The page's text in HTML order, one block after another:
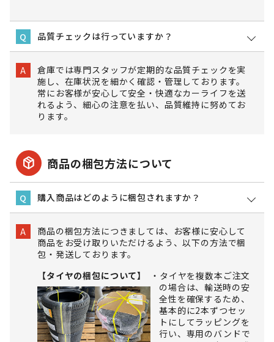
Q 品質チェックは行っていますか？
A
倉庫では専門スタッフが定期的な品質チェックを実
施し、在庫状況を細かく確認・管理しております。
常にお客様が安心して安全・快適なカーライフを送
れるよう、細心の注意を払い、品質維持に努めてお
ります。
package_2 商品の梱包方法について
Q 購入商品はどのように梱包されますか？
A
商品の梱包方法につきましては、お客様に安心して
商品をお受け取りいただけるよう、以下の方法で梱
包・発送しております。
【タイヤの梱包について】
タイヤを複数本ご注文
の場合は、輸送時の安
全性を確保するため、
基本的に2本ずつセッ
トにしてラッピングを
行い、専用のバンドで